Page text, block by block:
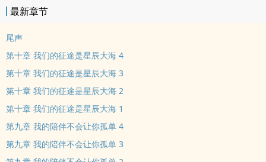
队好不好？可是为什么在看到袁野疲惫的时候会心疼，被误会时还想
帮忙呢？叶晓绫自己也不清楚，直到袁野的“秘密”因为她被披露、整
就是她想成为的样子！
既然这样，那就让叶晓绫在追梦的路上祝你一臂之力吧！不管是电竞
还是团队，不管是二次元还是三次元，只要有叶晓绫在，打通关拿冠
军通通不是问题！
最新章节
尾声
第十章 我们的征途是星辰大海 4
第十章 我们的征途是星辰大海 3
第十章 我们的征途是星辰大海 2
第十章 我们的征途是星辰大海 1
第九章 我的陪伴不会让你孤单 4
第九章 我的陪伴不会让你孤单 3